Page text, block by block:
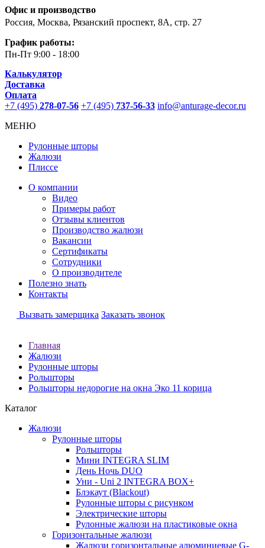
Офис и производство
Россия, Москва, Рязанский проспект, 8А, стр. 27
График работы:
Пн-Пт 9:00 - 18:00
Калькулятор
Доставка
Оплата
+7 (495) 278-07-56 +7 (495) 737-56-33 info@anturage-decor.ru
МЕНЮ
Рулонные шторы
Жалюзи
Плиссе
О компании
Видео
Примеры работ
Отзывы клиентов
Производство жалюзи
Вакансии
Сертификаты
Сотрудники
О производителе
Полезно знать
Контакты
Вызвать замерщика Заказать звонок
Главная
Жалюзи
Рулонные шторы
Рольшторы
Рольшторы недорогие на окна Эко 11 корица
Каталог
Жалюзи
Рулонные шторы
Рольшторы
Мини INTEGRA SLIM
День Ночь DUO
Уни - Uni 2 INTEGRA BOX+
Блэкаут (Blackout)
Рулонные шторы с рисунком
Электрические шторы
Рулонные жалюзи на пластиковые окна
Горизонтальные жалюзи
Жалюзи горизонтальные алюминиевые G-